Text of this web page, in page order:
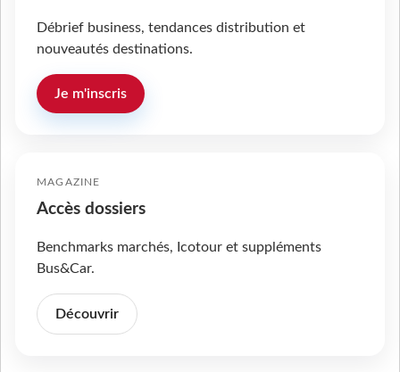
Débrief business, tendances distribution et
nouveautés destinations.
Je m'inscris
MAGAZINE
Accès dossiers
Benchmarks marchés, Icotour et suppléments
Bus&Car.
Découvrir